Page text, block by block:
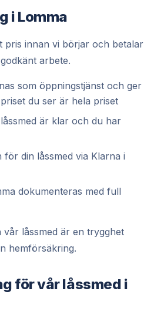
i Lomma
pris innan vi börjar och betalar
arbete.
som öppningstjänst och ger
du ser är hela priset
är klar och du har
för din låssmed via Klarna i
dokumenteras med full
låssmed är en trygghet
hemförsäkring.
för vårlåssmed i